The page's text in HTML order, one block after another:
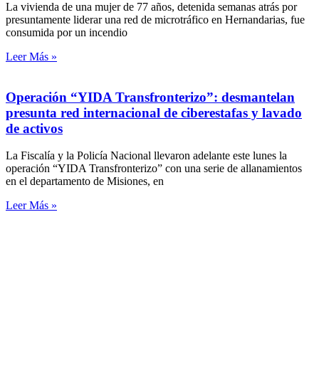
La vivienda de una mujer de 77 años, detenida semanas atrás por
presuntamente liderar una red de microtráfico en Hernandarias, fue
consumida por un incendio
Leer Más »
Operación “YIDA Transfronterizo”: desmantelan
presunta red internacional de ciberestafas y lavado
de activos
La Fiscalía y la Policía Nacional llevaron adelante este lunes la
operación “YIDA Transfronterizo” con una serie de allanamientos
en el departamento de Misiones, en
Leer Más »